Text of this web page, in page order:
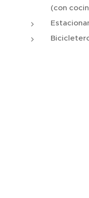
(con